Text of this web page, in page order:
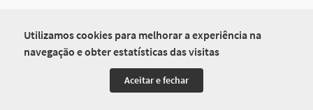
Utilizamos cookies para melhorar a experiência na
navegação e obter estatísticas das visitas
Aceitar e fechar